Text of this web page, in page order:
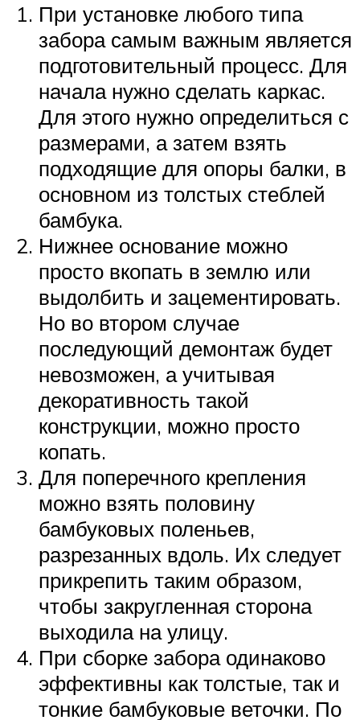
При установке любого типа
забора самым важным является
подготовительный процесс. Для
начала нужно сделать каркас.
Для этого нужно определиться с
размерами, а затем взять
подходящие для опоры балки, в
основном из толстых стеблей
бамбука.
Нижнее основание можно
просто вкопать в землю или
выдолбить и зацементировать.
Но во втором случае
последующий демонтаж будет
невозможен, а учитывая
декоративность такой
конструкции, можно просто
копать.
Для поперечного крепления
можно взять половину
бамбуковых поленьев,
разрезанных вдоль. Их следует
прикрепить таким образом,
чтобы закругленная сторона
выходила на улицу.
При сборке забора одинаково
эффективны как толстые, так и
тонкие бамбуковые веточки. По